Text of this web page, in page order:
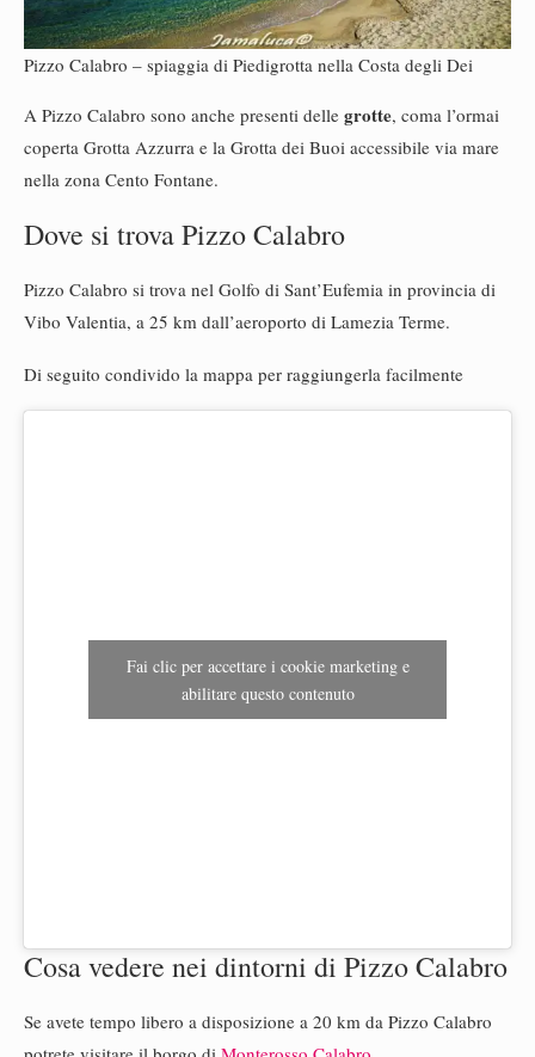
Pizzo Calabro – spiaggia di Piedigrotta nella Costa degli Dei
A Pizzo Calabro sono anche presenti delle grotte, coma l’ormai
coperta Grotta Azzurra e la Grotta dei Buoi accessibile via mare
nella zona Cento Fontane.
Dove si trova Pizzo Calabro
Pizzo Calabro si trova nel Golfo di Sant’Eufemia in provincia di
Vibo Valentia, a 25 km dall’aeroporto di Lamezia Terme.
Di seguito condivido la mappa per raggiungerla facilmente
Fai clic per accettare i cookie marketing e
abilitare questo contenuto
Cosa vedere nei dintorni di Pizzo Calabro
Se avete tempo libero a disposizione a 20 km da Pizzo Calabro